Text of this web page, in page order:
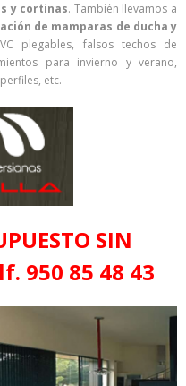
y cortinas. También llevamos a
de mamparas de ducha y
plegables, falsos techos de
para invierno y verano,
etc.
SIN
950 85 48 43